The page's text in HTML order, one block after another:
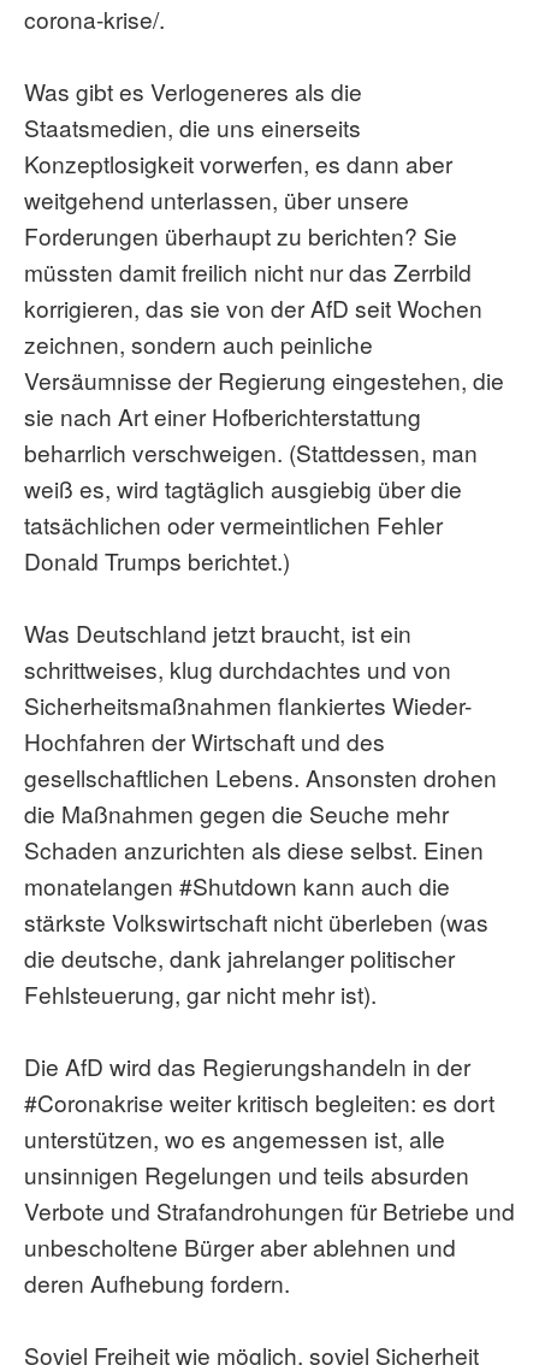
corona-krise/.
Was gibt es Verlogeneres als die
Staatsmedien, die uns einerseits
Konzeptlosigkeit vorwerfen, es dann aber
weitgehend unterlassen, über unsere
Forderungen überhaupt zu berichten? Sie
müssten damit freilich nicht nur das Zerrbild
korrigieren, das sie von der AfD seit Wochen
zeichnen, sondern auch peinliche
Versäumnisse der Regierung eingestehen, die
sie nach Art einer Hofberichterstattung
beharrlich verschweigen. (Stattdessen, man
weiß es, wird tagtäglich ausgiebig über die
tatsächlichen oder vermeintlichen Fehler
Donald Trumps berichtet.)
Was Deutschland jetzt braucht, ist ein
schrittweises, klug durchdachtes und von
Sicherheitsmaßnahmen flankiertes Wieder-
Hochfahren der Wirtschaft und des
gesellschaftlichen Lebens. Ansonsten drohen
die Maßnahmen gegen die Seuche mehr
Schaden anzurichten als diese selbst. Einen
monatelangen #Shutdown kann auch die
stärkste Volkswirtschaft nicht überleben (was
die deutsche, dank jahrelanger politischer
Fehlsteuerung, gar nicht mehr ist).
Die AfD wird das Regierungshandeln in der
#Coronakrise weiter kritisch begleiten: es dort
unterstützen, wo es angemessen ist, alle
unsinnigen Regelungen und teils absurden
Verbote und Strafandrohungen für Betriebe und
unbescholtene Bürger aber ablehnen und
deren Aufhebung fordern.
Soviel Freiheit wie möglich, soviel Sicherheit